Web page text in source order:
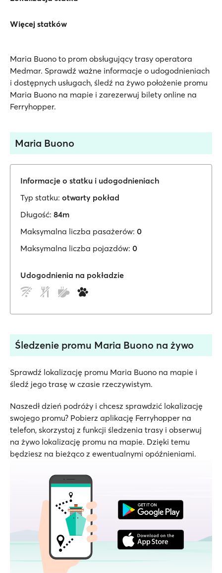
Więcej statków
Maria Buono to prom obsługujący trasy operatora
Medmar. Sprawdź ważne informacje o udogodnieniach
i dostępnych usługach, śledź na żywo położenie promu
Maria Buono na mapie i zarezerwuj bilety online na
Ferryhopper.
Maria Buono
Informacje o statku i udogodnieniach
Typ statku: otwarty pokład
Długość: 84m
Maksymalna liczba pasażerów: 0
Maksymalna liczba pojazdów: 0
Udogodnienia na pokładzie
Śledzenie promu Maria Buono na żywo
Sprawdź lokalizację promu Maria Buono na mapie i
śledź jego trasę w czasie rzeczywistym.
Naszedł dzień podróży i chcesz sprawdzić lokalizację
swojego promu? Pobierz aplikację Ferryhopper na
telefon, skorzystaj z funkcji śledzenia trasy i obserwuj
na żywo lokalizację promu na mapie. Dzięki temu
będziesz na bieżąco z ewentualnymi opóźnieniami.